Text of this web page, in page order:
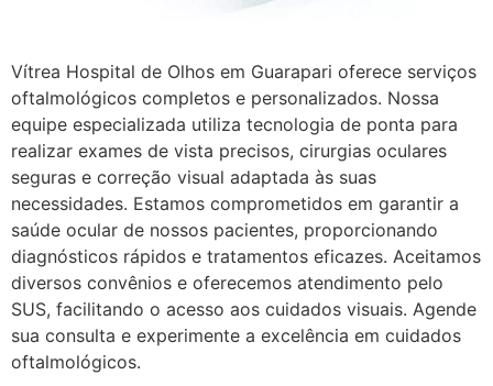
Vítrea Hospital de Olhos em Guarapari oferece serviços
oftalmológicos completos e personalizados. Nossa
equipe especializada utiliza tecnologia de ponta para
realizar exames de vista precisos, cirurgias oculares
seguras e correção visual adaptada às suas
necessidades. Estamos comprometidos em garantir a
saúde ocular de nossos pacientes, proporcionando
diagnósticos rápidos e tratamentos eficazes. Aceitamos
diversos convênios e oferecemos atendimento pelo
SUS, facilitando o acesso aos cuidados visuais. Agende
sua consulta e experimente a excelência em cuidados
oftalmológicos.